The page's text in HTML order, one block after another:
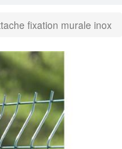
fixation murale inox